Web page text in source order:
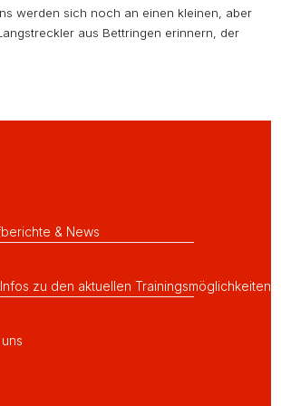
werden sich noch an einen kleinen, aber
aus Bettringen erinnern, der
& News
Infos zu den aktuellen Trainingsmöglichkeiten